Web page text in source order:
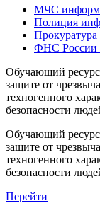
МЧС
Полиция
Прокуратура
ФНС России
Обучающий ресурс
защите от
техногенного
безопасности
Обучающий ресурс
защите от
техногенного
безопасности
Перейти